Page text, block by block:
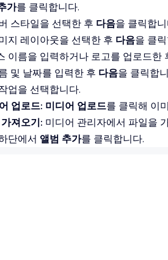
가를 클릭합니다.
스타일을 선택한 후 다음을 클릭합니
지 레이아웃을 선택한 후 다음을 클
이름을 입력하거나 로고를 업로드한
및 날짜를 입력한 후 다음을 클릭합
업을 선택합니다.
업로드: 미디어 업로드를 클릭해 이
져오기: 미디어 관리자에서 파일을
단에서 앨범 추가를 클릭합니다.